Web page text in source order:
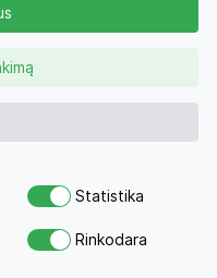
jūros
Nuo 1160 €
Statistika
Rinkodara